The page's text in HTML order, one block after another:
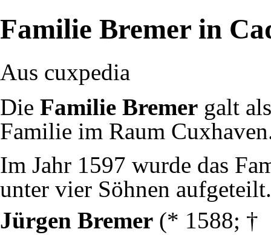
Familie Bremer in
Aus cuxpedia
Die Familie Bremer galt
Familie im Raum
Im Jahr 1597 wurde das
unter vier Söhnen aufgeteilt.
Jürgen Bremer (* 1588; †